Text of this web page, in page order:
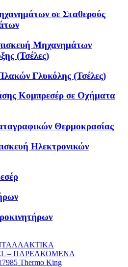
σε Σταθερούς
Μηχανημάτων
(Τσέλες)
Γλυκόλης (Τσέλες)
Κομπρεσέρ σε Οχήματα
Θερμοκρασίας
Ηλεκτρονικών
– ΠΑΡΕΛΚΟΜΕΝΑ
Thermo King